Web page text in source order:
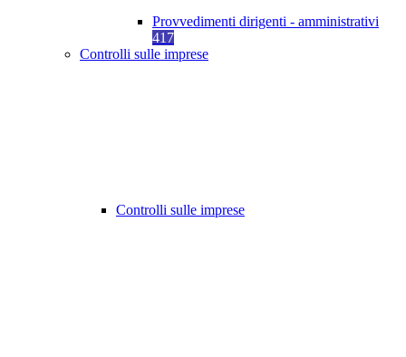
Provvedimenti dirigenti - amministrativi
417
Controlli sulle imprese
Controlli sulle imprese